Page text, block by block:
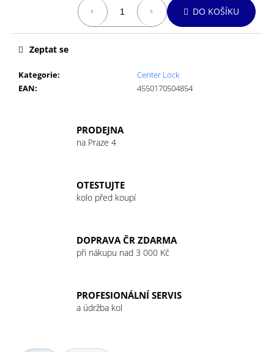
DO KOŠÍKU
Kategorie:
Center Lock
EAN: 4550170504854
Zeptat se
PRODEJNA
na Praze 4
OTESTUJTE
kolo před koupí
DOPRAVA ČR ZDARMA
při nákupu nad 3 000 Kč
PROFESIONÁLNÍ SERVIS
a údržba kol
u
m